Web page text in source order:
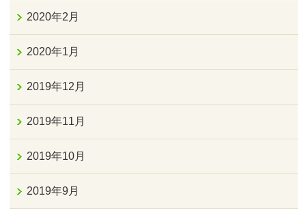
2020年2月
2020年1月
2019年12月
2019年11月
2019年10月
2019年9月